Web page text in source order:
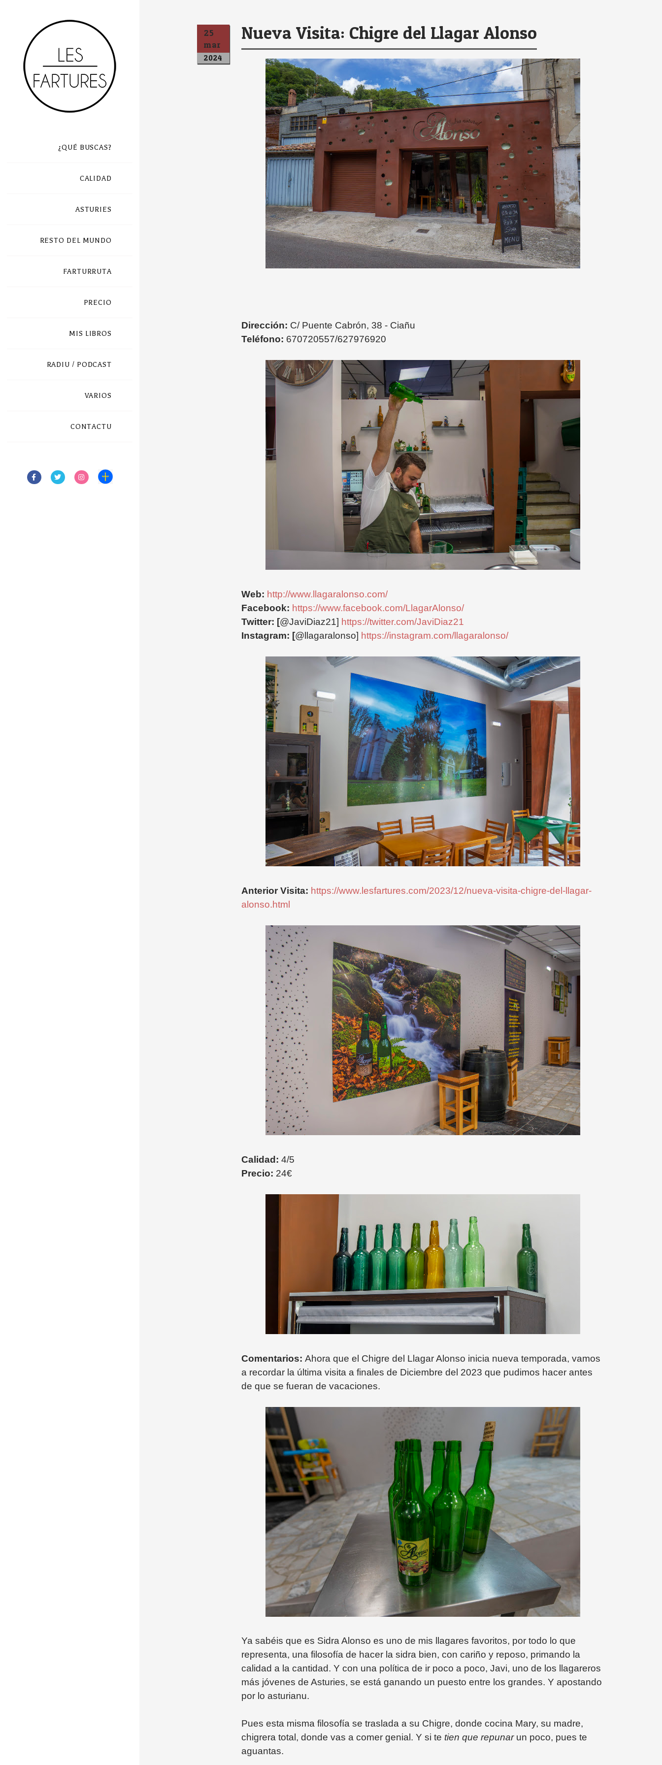
¿QUÉ BUSCAS?
CALIDAD
ASTURIES
RESTO DEL MUNDO
FARTURRUTA
PRECIO
MIS LIBROS
RADIU / PODCAST
VARIOS
CONTACTU
Nueva Visita: Chigre del Llagar Alonso
25
mar
2024
Dirección: C/ Puente Cabrón, 38 - Ciañu
Teléfono: 670720557/627976920
Web: http://www.llagaralonso.com/
Facebook: https://www.facebook.com/LlagarAlonso/
Twitter: [@JaviDiaz21] https://twitter.com/JaviDiaz21
Instagram: [@llagaralonso] https://instagram.com/llagaralonso/
Anterior Visita: https://www.lesfartures.com/2023/12/nueva-visita-chigre-del-llagar-
alonso.html
Calidad: 4/5
Precio: 24€
Comentarios: Ahora que el Chigre del Llagar Alonso inicia nueva temporada, vamos
a recordar la última visita a finales de Diciembre del 2023 que pudimos hacer antes
de que se fueran de vacaciones.
Ya sabéis que es Sidra Alonso es uno de mis llagares favoritos, por todo lo que
representa, una filosofía de hacer la sidra bien, con cariño y reposo, primando la
calidad a la cantidad. Y con una política de ir poco a poco, Javi, uno de los llagareros
más jóvenes de Asturies, se está ganando un puesto entre los grandes. Y apostando
por lo asturianu.
Pues esta misma filosofía se traslada a su Chigre, donde cocina Mary, su madre,
chigrera total, donde vas a comer genial. Y si te tien que repunarun poco, pues te
aguantas.